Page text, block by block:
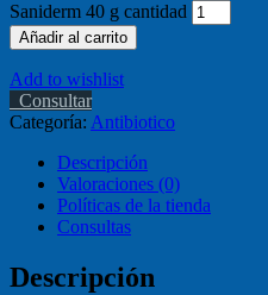
Saniderm 40 g cantidad
Añadir al carrito
Add to wishlist
Consultar
Categoría: Antibiotico
Descripción
Valoraciones (0)
Políticas de la tienda
Consultas
Descripción